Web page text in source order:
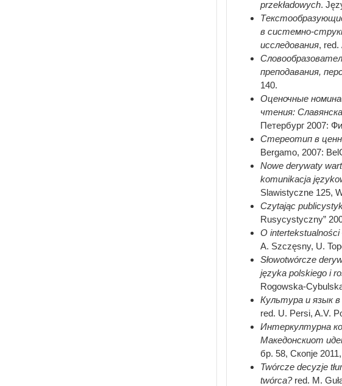
przekładowych.
в системно-
исследования, red.
преподавания,
140.
Оценочные
чтения:
Петербург 2007:
Стереотип в
Bergamo, 2007:
Nowe derywaty
komunikacja
Slawistyczne 125,
Czytając
Rusycystyczny”
O
A. Szczęsny, U.
Słowotwórcze
języka polskiego i
Rogowska-
Культура и язык
red. U. Persi, A.V.
Интеркултурна
Македонскиот
бр. 58, Скопjе
Twórcze decyzje
twórca? red. M.